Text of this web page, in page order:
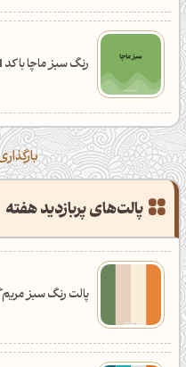
رنگ سبز ماچا با کد 81B061
پالت‌های پربازدید هفته
پالت رنگ سبز